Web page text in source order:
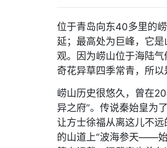
位于青岛向东40多里的
延；最高处为巨峰，它
观。因为崂山位于海陆气
奇花异草四季常青，所以
崂山历史很悠久，曾在
异之府”。传说秦始皇为
让方士徐福从离这儿不
的山道上“波海参天——